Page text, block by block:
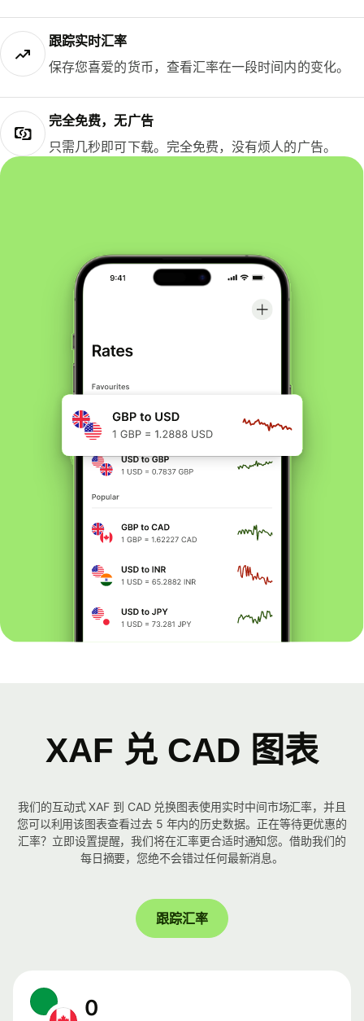
跟踪实时汇率
保存您喜爱的货币，查看汇率在一段时间内的变化。
完全免费，无广告
只需几秒即可下载。完全免费，没有烦人的广告。
XAF 兑 CAD 图表
我们的互动式 XAF 到 CAD 兑换图表使用实时中间市场汇率，并且
您可以利用该图表查看过去 5 年内的历史数据。正在等待更优惠的
汇率？立即设置提醒，我们将在汇率更合适时通知您。借助我们的
每日摘要，您绝不会错过任何最新消息。
跟踪汇率
0